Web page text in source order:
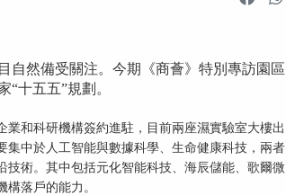
自然備受關注。今期《商薈》特別專訪園區
十五五”規劃。
業和科研機構簽約進駐，目前兩座濕實驗室大樓出
集中於人工智能與數據科學、生命健康科技，兩者
術。其中包括元化智能科技、海辰儲能、歌爾微
落戶的能力。